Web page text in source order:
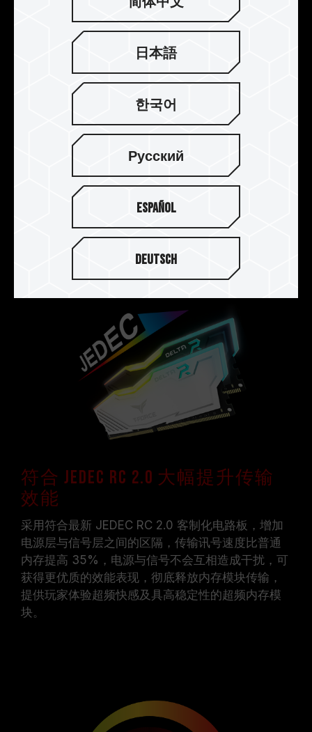
T-FORCE DELTA RGB 电竞内存支持
多家灯效控制软件
T-FORCE DELTA RGB 支援 ASUS Aura Sync /
GIGABYTE RGB Fusion 2.0 / MSI Mystic Light
Sync / ASROCK-Polychrome Sync / BIOSTAR
Advanced VIVID LED DJ软件，玩家可让 T-
FORCE DELTA RGB 电竞发光内存模块，透过这些
灯效控制软件来控制灯光特效及灯效同步，打造独
特耀眼绚烂色彩美学，呈现光彩夺目的 RGB 系统！
符合 JEDEC RC 2.0 大幅提升传输
效能
采用符合最新 JEDEC RC 2.0 客制化电路板，增加
电源层与信号层之间的区隔，传输讯号速度比普通
内存提高 35%，电源与信号不会互相造成干扰，可
获得更优质的效能表现，彻底释放内存模块传输，
提供玩家体验超频快感及具高稳定性的超频内存模
块。
日本語
한국어
Русский
Español
Deutsch